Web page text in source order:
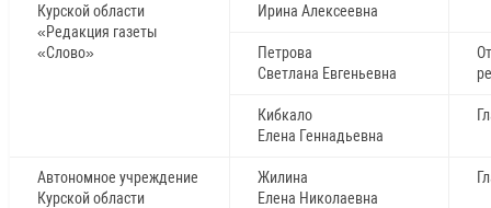
Курской области
«Редакция газеты
«Слово»
Ирина Алексеевна
Петрова
Светлана Евгеньевна
Кибкало
Елена Геннадьевна
Автономное учреждение
Курской области
Жилина
Елена Николаевна